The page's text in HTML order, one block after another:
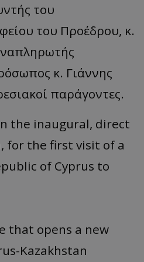
του
του Προέδρου, κ.
κ. Γιάννης
παράγοντες.
the inaugural, direct
for the first visit of a
of Cyprus to
that opens a new
Kazakhstan